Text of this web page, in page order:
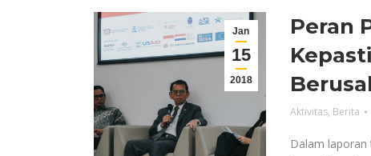
Jan
15
2018
Peran
Aktivitas, Berita
Dalam